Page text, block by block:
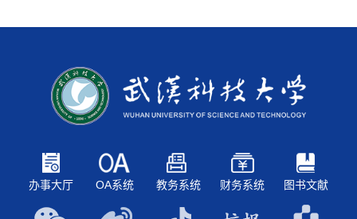
办事大厅 OA系统 教务系统 财务系统 图书文献